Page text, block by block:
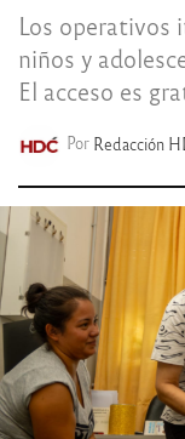
Los operativos
niños y
El acceso es
Por Redacción